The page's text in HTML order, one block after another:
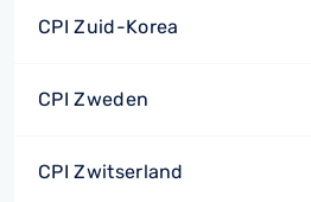
CPI Zuid-Korea
CPI Zweden
CPI Zwitserland